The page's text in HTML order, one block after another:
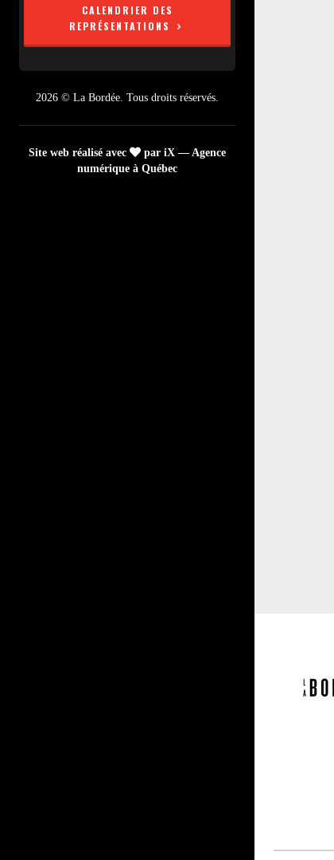
CALENDRIER DES
REPRÉSENTATIONS
2026 © La Bordée. Tous droits réservés.
Site web réalisé avec
par iX — Agence
numérique à Québec